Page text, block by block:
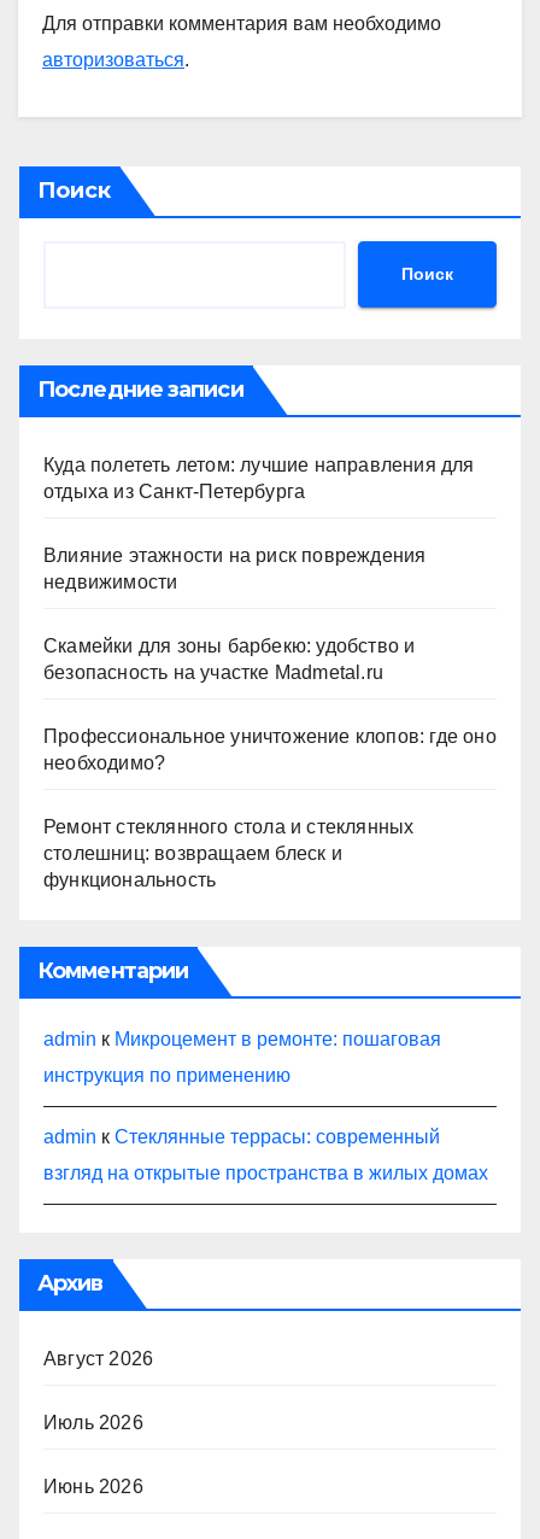
Для отправки комментария вам необходимо
авторизоваться.
Поиск
Поиск
Последние записи
Куда полететь летом: лучшие направления для
отдыха из Санкт-Петербурга
Влияние этажности на риск повреждения
недвижимости
Скамейки для зоны барбекю: удобство и
безопасность на участке Madmetal.ru
Профессиональное уничтожение клопов: где оно
необходимо?
Ремонт стеклянного стола и стеклянных
столешниц: возвращаем блеск и
функциональность
Комментарии
admin к Микроцемент в ремонте: пошаговая
инструкция по применению
admin к Стеклянные террасы: современный
взгляд на открытые пространства в жилых домах
Архив
Август 2026
Июль 2026
Июнь 2026